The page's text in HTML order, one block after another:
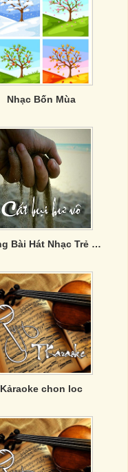
Nhạc Bốn Mùa
Những Bài Hát Nhạc Trẻ Song Ca Hay Nhất
Kảraoke chon loc